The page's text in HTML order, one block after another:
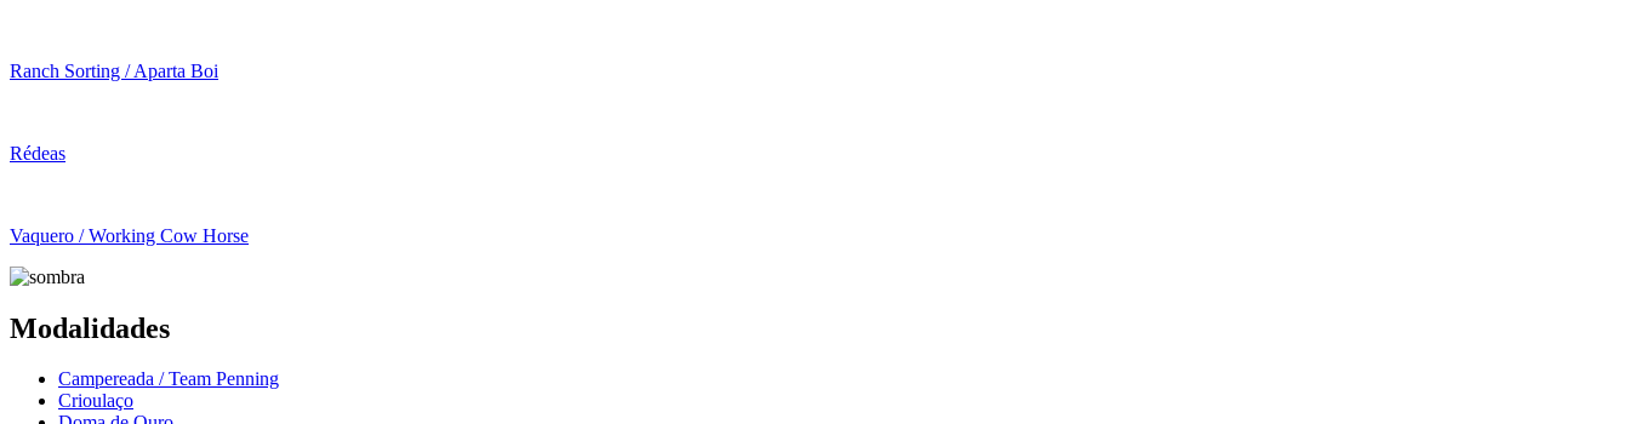
Ranch Sorting / Aparta Boi
Rédeas
Vaquero / Working Cow Horse
Modalidades
Campereada / Team Penning
Crioulaço